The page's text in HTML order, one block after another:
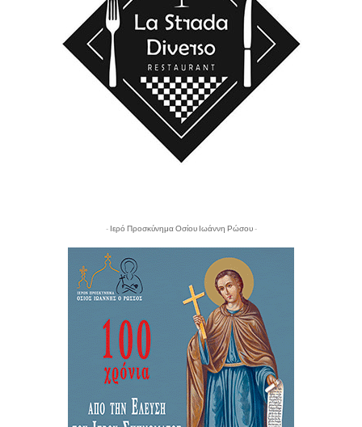
- Ιερό Προσκύνημα Οσίου Ιωάννη Ρώσου -